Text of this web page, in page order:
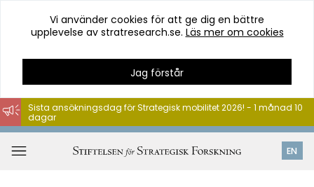
Hoppa
till
innehåll
Vi använder cookies för att ge dig en bättre
upplevelse av stratresearch.se. Läs mer om cookies
Jag förstår
EN
Sista ansökningsdag för Strategisk mobilitet 2026! - 1 månad 10
dagar